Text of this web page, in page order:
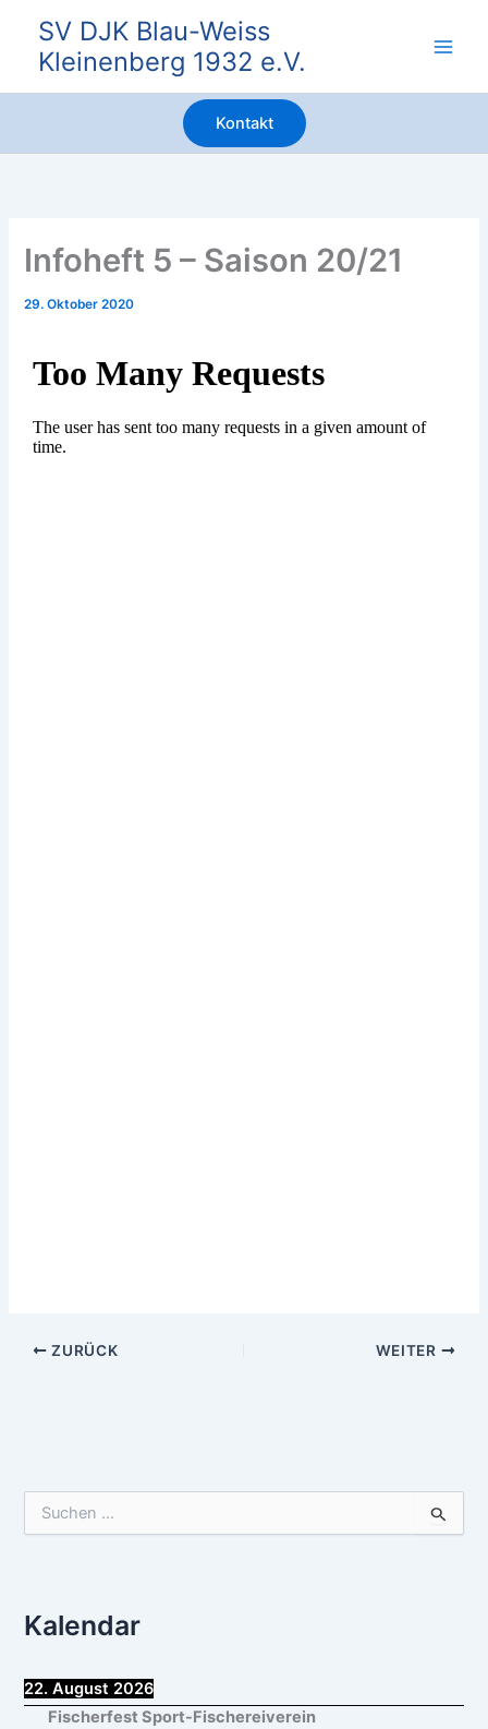
Inhalt
springen
SV DJK Blau-Weiss
Kleinenberg 1932 e.V.
Kontakt
Infoheft 5 – Saison 20/21
29. Oktober 2020
ZURÜCK WEITER
u
n
c
h
Kalendar
22. August 2026
Fischerfest Sport-Fischereiverein